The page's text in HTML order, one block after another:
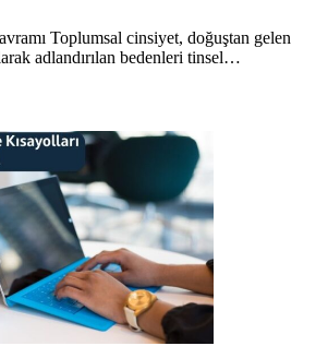
Toplumsal cinsiyet, doğuştan gelen
adlandırılan bedenleri tinsel…